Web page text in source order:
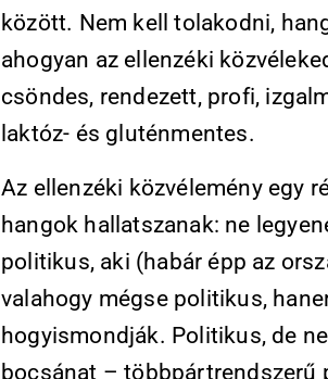
között. Nem kell tolakodni,
ahogyan az ellenzéki
csöndes, rendezett, profi,
laktóz- és gluténmentes.
Az ellenzéki közvélemény egy
hangok hallatszanak: ne
politikus, aki (habár épp az
valahogy mégse politikus,
hogyismondják. Politikus, de
bocsánat – többpártrendszerű